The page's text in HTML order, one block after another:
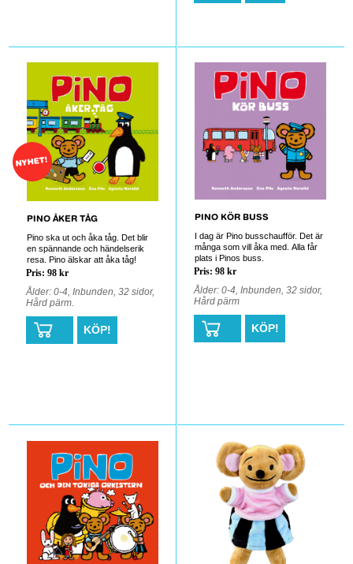
NYHET!
PINO ÅKER TÅG
Pino ska ut och åka tåg. Det blir
en spännande och händelserik
resa. Pino älskar att åka tåg!
Pris: 98 kr
Ålder: 0-4, Inbunden, 32 sidor,
Hård pärm.
KÖP!
PINO KÖR BUSS
I dag är Pino busschaufför. Det är
många som vill åka med. Alla får
plats i Pinos buss.
Pris: 98 kr
Ålder: 0-4, Inbunden, 32 sidor,
Hård pärm
KÖP!